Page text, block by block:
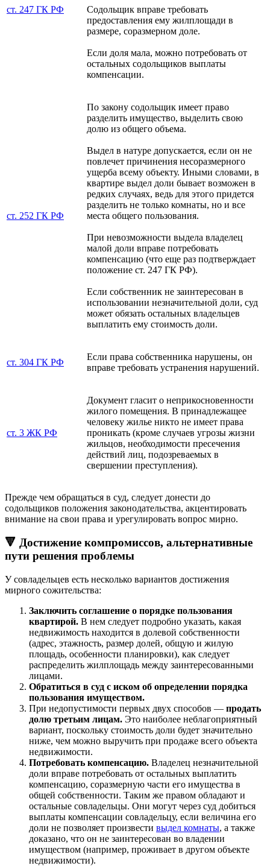
ст. 247 ГК РФ
Содольщик вправе требовать
предоставления ему жилплощади в
размере, соразмерном доле.
Если доля мала, можно потребовать от
остальных содольщиков выплаты
компенсации.
ст. 252 ГК РФ
По закону содольщик имеет право
разделить имущество, выделить свою
долю из общего объема.
Выдел в натуре допускается, если он не
повлечет причинения несоразмерного
ущерба всему объекту. Иными словами, в
квартире выдел доли бывает возможен в
редких случаях, ведь для этого придется
разделить не только комнаты, но и все
места общего пользования.
При невозможности выдела владелец
малой доли вправе потребовать
компенсацию (что еще раз подтверждает
положение ст. 247 ГК РФ).
Если собственник не заинтересован в
использовании незначительной доли, суд
может обязать остальных владельцев
выплатить ему стоимость доли.
ст. 304 ГК РФ
Если права собственника нарушены, он
вправе требовать устранения нарушений.
ст. 3 ЖК РФ
Документ гласит о неприкосновенности
жилого помещения. В принадлежащее
человеку жилье никто не имеет права
проникать (кроме случаев угрозы жизни
жильцов, необходимости пресечения
действий лиц, подозреваемых в
свершении преступления).
Прежде чем обращаться в суд, следует донести до
содольщиков положения законодательства, акцентировать
внимание на свои права и урегулировать вопрос мирно.
🔻 Достижение компромиссов, альтернативные
пути решения проблемы
У совладельцев есть несколько вариантов достижения
мирного сожительства:
Заключить соглашение о порядке пользования
квартирой. В нем следует подробно указать, какая
недвижимость находится в долевой собственности
(адрес, этажность, размер долей, общую и жилую
площадь, особенности планировки), как следует
распределить жилплощадь между заинтересованными
лицами.
Обратиться в суд с иском об определении порядка
пользования имуществом.
При недопустимости первых двух способов — продать
долю третьим лицам. Это наиболее неблагоприятный
вариант, поскольку стоимость доли будет значительно
ниже, чем можно выручить при продаже всего объекта
недвижимости.
Потребовать компенсацию. Владелец незначительной
доли вправе потребовать от остальных выплатить
компенсацию, соразмерную части его имущества в
общей собственности. Таким же правом обладают и
остальные совладельцы. Они могут через суд добиться
выплаты компенсации совладельцу, если величина его
доли не позволяет произвести выдел комнаты, а также
доказано, что он не заинтересован во владении
имуществом (например, проживает в другом объекте
недвижимости).